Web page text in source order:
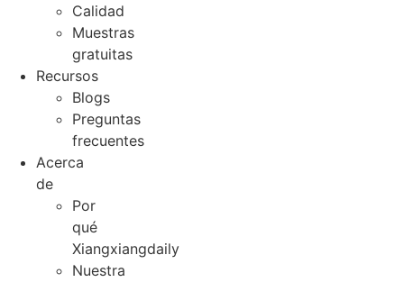
Calidad
Muestras
gratuitas
Recursos
Blogs
Preguntas
frecuentes
Acerca
de
Por
qué
Xiangxiangdaily
Nuestra